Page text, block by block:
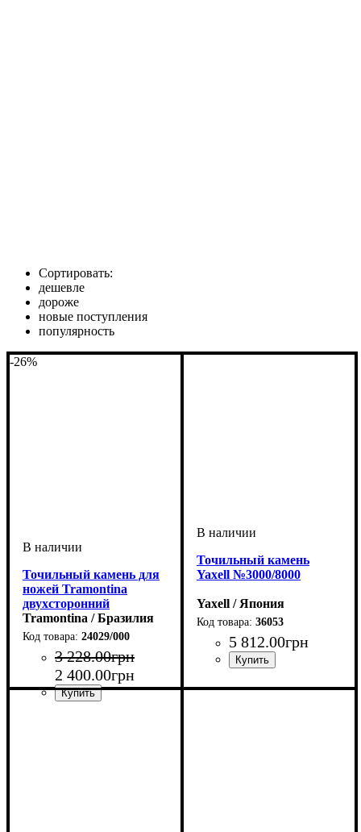
Сортировать:
дешевле
дороже
новые поступления
популярность
-26%
Точильный камень для
ножей Tramontina
двухсторонний
Tramontina / Бразилия
24029/000
3 228.00грн
2 400.00грн
Точильный камень
Yaxell №3000/8000
Yaxell / Япония
36053
5 812.00грн